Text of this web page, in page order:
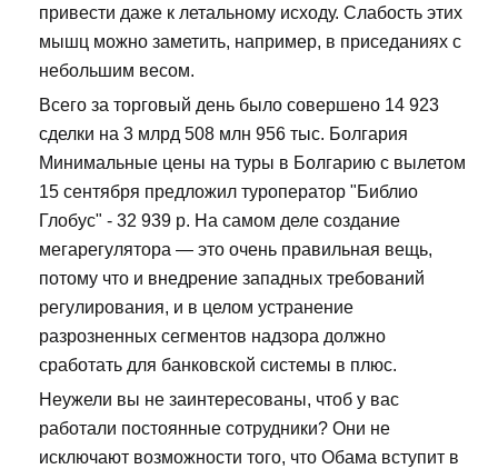
привести даже к летальному исходу. Слабость этих
мышц можно заметить, например, в приседаниях с
небольшим весом.
Всего за торговый день было совершено 14 923
сделки на 3 млрд 508 млн 956 тыс. Болгария
Минимальные цены на туры в Болгарию с вылетом
15 сентября предложил туроператор "Библио
Глобус" - 32 939 р. На самом деле создание
мегарегулятора — это очень правильная вещь,
потому что и внедрение западных требований
регулирования, и в целом устранение
разрозненных сегментов надзора должно
сработать для банковской системы в плюс.
Неужели вы не заинтересованы, чтоб у вас
работали постоянные сотрудники? Они не
исключают возможности того, что Обама вступит в